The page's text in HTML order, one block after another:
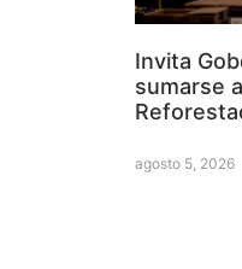
Invita
sumarse
agosto 5, 2026